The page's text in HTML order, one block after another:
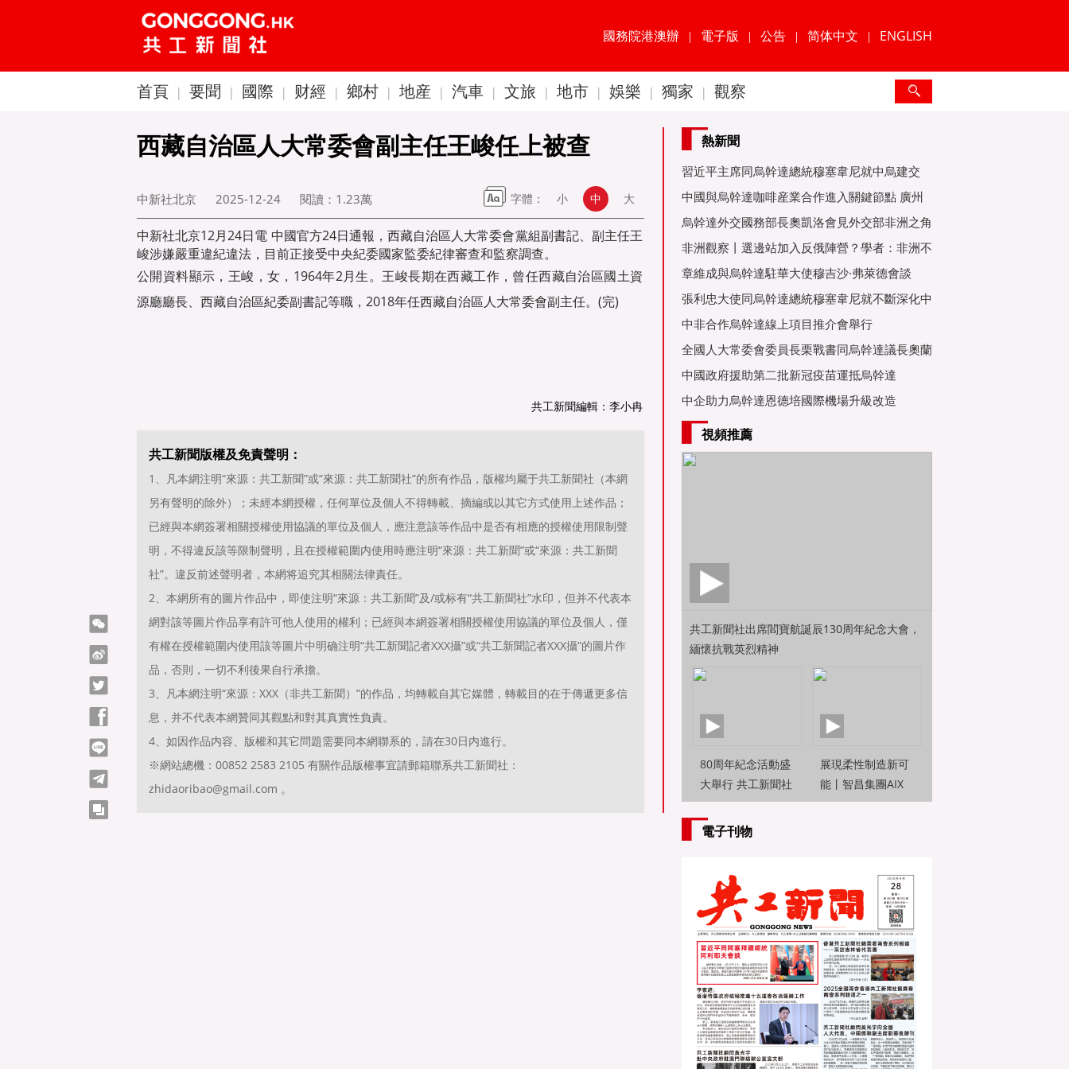
國務院港澳辦 | 電子版 | 公告 | 简体中文 | ENGLISH
首頁 | 要聞 | 國際 | 财經 | 鄉村 | 地産 | 汽車 | 文旅 | 地市 | 娛樂 | 獨家 | 觀察
西藏自治區人大常委會副主任王峻任上被查
中新社北京 2025-12-24 閱讀： 1.23萬 字體： 小 中 大
中新社北京12月24日電 中國官方24日通報，西藏自治區人大常委會黨組副書記、副主任王
峻涉嫌嚴重違紀違法，目前正接受中央紀委國家監委紀律審查和監察調查。
公開資料顯示，王峻，女，1964年2月生。王峻長期在西藏工作，曾任西藏自治區國土資
源廳廳長、西藏自治區紀委副書記等職，2018年任西藏自治區人大常委會副主任。(完)
共工新聞編輯：李小冉
共工新聞版權及免責聲明：
1、凡本網注明“來源：共工新聞”或“來源：共工新聞社”的所有作品，版權均屬于共工新聞社（本網
另有聲明的除外）；未經本網授權，任何單位及個人不得轉載、摘編或以其它方式使用上述作品；
已經與本網簽署相關授權使用協議的單位及個人，應注意該等作品中是否有相應的授權使用限制聲
明，不得違反該等限制聲明，且在授權範圍内使用時應注明“來源：共工新聞”或“來源：共工新聞
社”。違反前述聲明者，本網将追究其相關法律責任。
2、本網所有的圖片作品中，即使注明“來源：共工新聞”及/或标有“共工新聞社”水印，但并不代表本
網對該等圖片作品享有許可他人使用的權利；已經與本網簽署相關授權使用協議的單位及個人，僅
有權在授權範圍内使用該等圖片中明确注明“共工新聞記者XXX攝”或“共工新聞記者XXX攝”的圖片作
品，否則，一切不利後果自行承擔。
3、凡本網注明“來源：XXX（非共工新聞）”的作品，均轉載自其它媒體，轉載目的在于傳遞更多信
息，并不代表本網贊同其觀點和對其真實性負責。
4、如因作品内容、版權和其它問題需要同本網聯系的，請在30日内進行。
※網站總機：00852 2583 2105 有關作品版權事宜請郵箱聯系共工新聞社：
zhidaoribao@gmail.com 。
熱新聞
習近平主席同烏幹達總統穆塞韋尼就中烏建交
60周年互緻
中國與烏幹達咖啡産業合作進入關鍵節點 廣州
金達爲重
烏幹達外交國務部長奧凱洛會見外交部非洲之角
事務特使
非洲觀察丨選邊站加入反俄陣營？學者：非洲不
是棋子
章維成與烏幹達駐華大使穆吉沙·弗萊德會談
張利忠大使同烏幹達總統穆塞韋尼就不斷深化中
烏友好關
中非合作烏幹達線上項目推介會舉行
全國人大常委會委員長栗戰書同烏幹達議長奧蘭
亞舉行會
中國政府援助第二批新冠疫苗運抵烏幹達
中企助力烏幹達恩德培國際機場升級改造
視頻推薦
共工新聞社出席閻寶航誕辰130周年紀念大會，
緬懷抗戰英烈精神
80周年紀念活動盛
大舉行 共工新聞社
特約新聞觀察員前
方直擊
展現柔性制造新可
能丨智昌集團AIX
機器人亮相2025世
電子刊物